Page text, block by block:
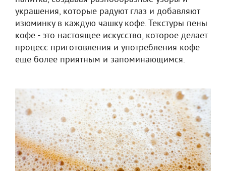
украшения, которые радуют глаз и добавляют
изюминку в каждую чашку кофе. Текстуры пены
кофе - это настоящее искусство, которое делает
процесс приготовления и употребления кофе
еще более приятным и запоминающимся.